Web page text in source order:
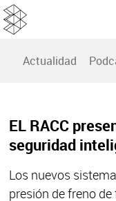
Actualidad
EL RACC
seguridad
Los nuevos
presión de freno